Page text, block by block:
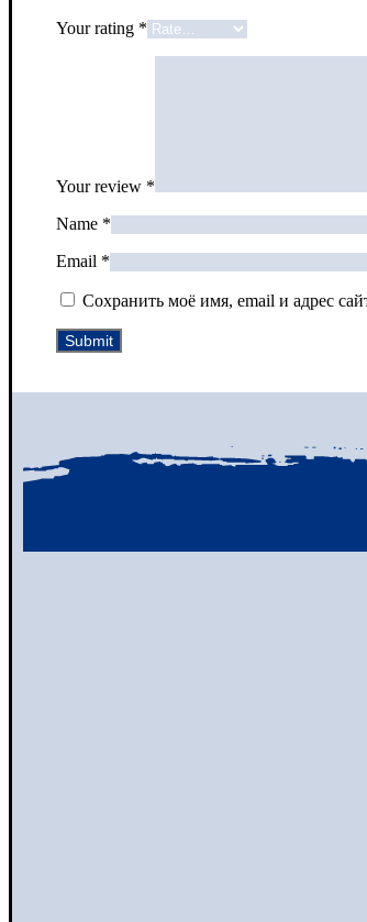
Your rating *
Your review *
Name *
Email *
Сохранить моё имя, email и адрес